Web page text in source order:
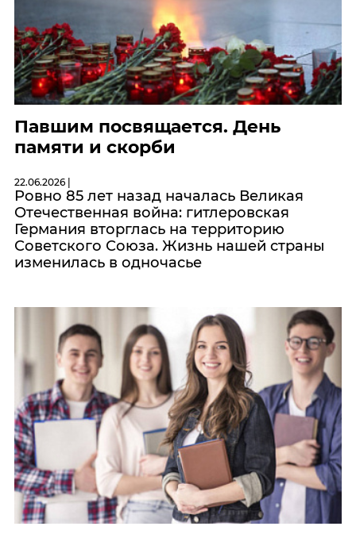
Павшим посвящается. День
памяти и скорби
22.06.2026 |
Ровно 85 лет назад началась Великая
Отечественная война: гитлеровская
Германия вторглась на территорию
Советского Союза. Жизнь нашей страны
изменилась в одночасье